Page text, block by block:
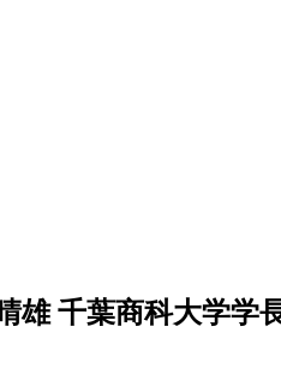
千葉商科大学学